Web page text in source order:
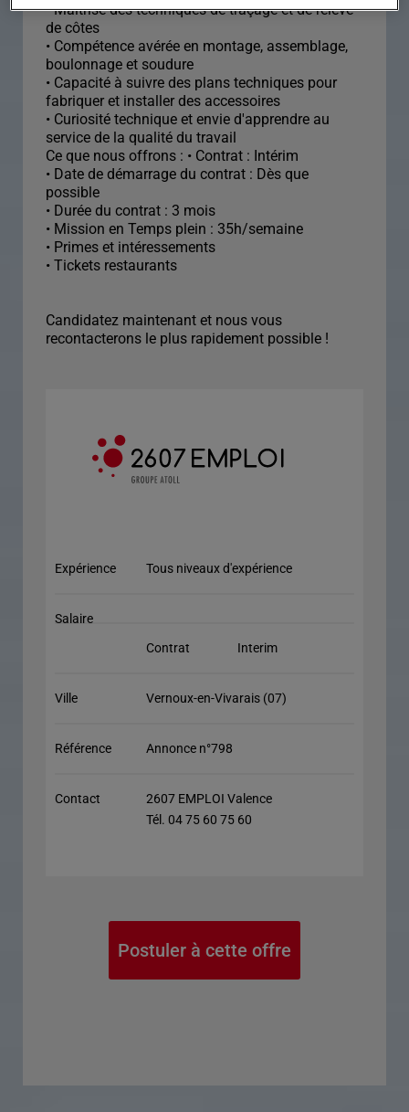
• Maîtrise des techniques de traçage et de relevé
de côtes
• Compétence avérée en montage, assemblage,
boulonnage et soudure
• Capacité à suivre des plans techniques pour
fabriquer et installer des accessoires
• Curiosité technique et envie d'apprendre au
service de la qualité du travail
Ce que nous offrons : • Contrat : Intérim
• Date de démarrage du contrat : Dès que
possible
• Durée du contrat : 3 mois
• Mission en Temps plein : 35h/semaine
• Primes et intéressements
• Tickets restaurants
Candidatez maintenant et nous vous
recontacterons le plus rapidement possible !
Expérience Tous niveaux d'expérience
Salaire
Contrat
Interim
Ville Vernoux-en-Vivarais (07)
Référence Annonce n°798
Contact
2607 EMPLOI Valence
Tél. 04 75 60 75 60
Postuler à cette offre